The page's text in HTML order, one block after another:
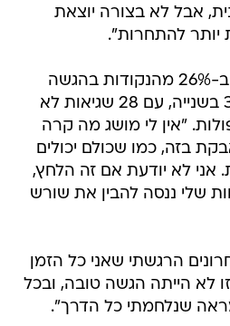
אבל לא בצורה יוצאת
יותר להתחרות".
האמריקאית זכתה רק ב-26% מהנקודות בהגשה
הראשונה שלה וב-35% בשנייה, עם 28 שגיאות לא
כפולות. "אין לי מושג מה קרה
בזה, כמו שכולם יכולים
אני לא יודעת אם זה הלחץ,
שלי ננסה להבין את שורש
הרגשתי שאני כל הזמן
לא הייתה הגשה טובה, ובכל
שנלחמתי כל הדרך".